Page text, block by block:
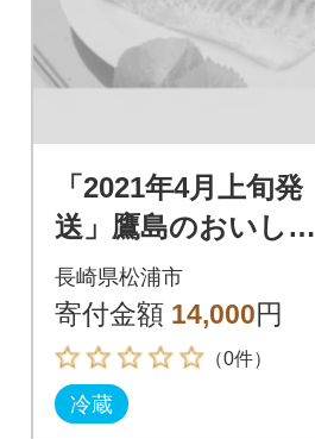
「2021年4月上旬発
送」鷹島のおいしか
タイ(約1.2kg)
長崎県松浦市
寄付金額 14,000円
（0件）
冷蔵